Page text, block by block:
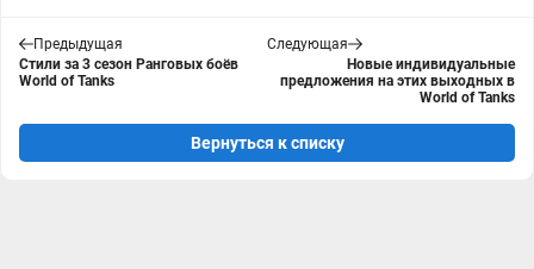
Предыдущая
Стили за 3 сезон Ранговых боёв
World of Tanks
Следующая
Новые индивидуальные
предложения на этих выходных в
World of Tanks
Вернуться к списку